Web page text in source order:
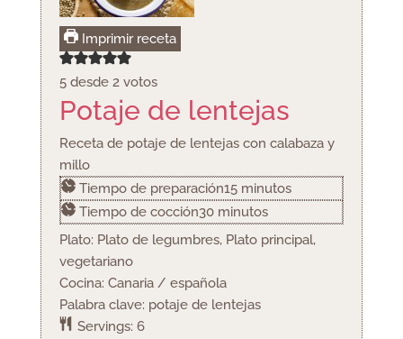
Imprimir receta
5desde 2votos
Potaje de lentejas
Receta de potaje de lentejas con calabaza y
millo
Tiempo de preparación15minutos
minutos
Tiempo de cocción30minutos
minutos
Plato: Plato de legumbres, Plato principal,
vegetariano
Cocina: Canaria / española
Palabra clave: potaje de lentejas
Servings: 6